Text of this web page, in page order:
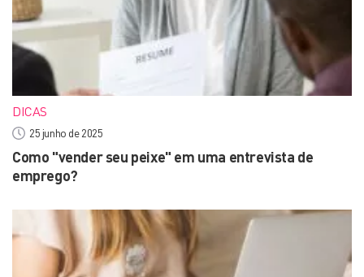
DICAS
25 junho de 2025
Como "vender seu peixe" em uma entrevista de
emprego?